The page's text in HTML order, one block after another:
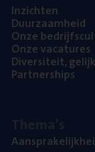
Inzich­ten
Duur­zaam­heid
Onze
Onze vaca­tu­res
Diver­si­teit,
Part­ner­ships